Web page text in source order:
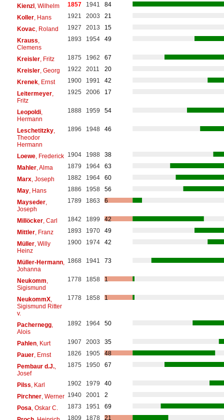
Kienzl, Wilhelm 1857 1941
84
Koller, Hans 1921 2003
21
Kovac, Roland 1927 2013
15
Krauss
Clemens
1893 1954 49
Kreisler, Fritz 1875 1962
67
Kreisler, Georg 1922 2011
20
Krenek, Ernst 1900 1991
42
Leitermeyer,
Fritz
1925 2006 17
Leopoldi,
Hermann
1888 1959 54
Leschetitzky,
Theodor
Hermann
1896 1948 46
Loewe, Frederick 1904 1988
38
Mahler, Alma 1879 1964
63
Marx, Joseph 1882 1964
60
May, Hans 1886 1958
56
Mayseder,
Joseph
1789 1863 6
Millöcker, Carl 1842 1899
42
Mittler, Franz 1893 1970
49
Müller, Willy
Heinz
1900 1974 42
Müller-Hermann,
Johanna
1868 1941 73
Neukomm
Sigismund
1778 1858 1
NeukommX,
Sigismund Ritter
v.
1778 1858 1
Pachernegg,
Alois
1892 1964 50
Pahlen, Kurt 1907 2003
35
Pauer, Ernst 1826 1905
48
Pembaur d.J.,
Josef
1875 1950 67
Pilss , Karl 1902 1979
40
Pirchner, Werner 1940 2001
2
Posa , Oskar C. 1873 1951
69
1809 1878 21